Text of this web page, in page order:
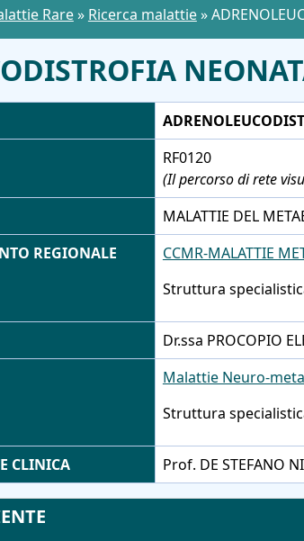
Rare» Ricerca malattie»
RF0120
(Il percorso di rete
MALATTIE DEL
REGIONALE
CCMR-MALATTIE
Struttura
Dr.ssa PROCOPIO
Malattie Neuro-
Struttura
CLINICA Prof. DE STEFANO